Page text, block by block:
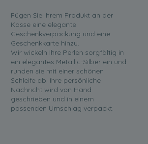
Fügen Sie Ihrem Produkt an der
Kasse eine elegante
Geschenkverpackung und eine
Geschenkkarte hinzu.
Wir wickeln Ihre Perlen sorgfältig in
ein elegantes Metallic-Silber ein und
runden sie mit einer schönen
Schleife ab. Ihre persönliche
Nachricht wird von Hand
geschrieben und in einem
passenden Umschlag verpackt.